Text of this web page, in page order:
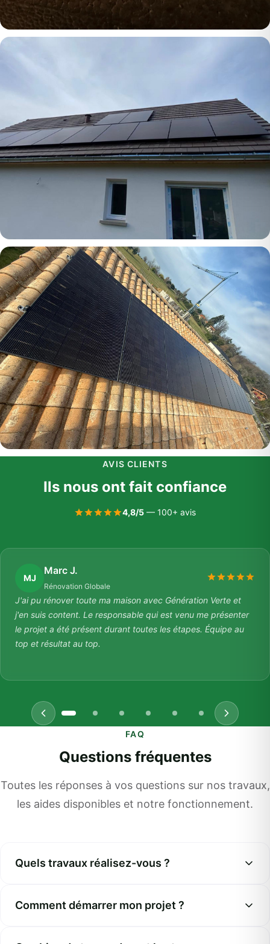
AVIS CLIENTS
Ils nous ont fait confiance
4,8/5 — 100+ avis
MJ
Marc J.
Rénovation Globale
J'ai pu rénover toute ma maison avec Génération Verte et
j'en suis content. Le responsable qui est venu me présenter
le projet a été présent durant toutes les étapes. Équipe au
top et résultat au top.
FAQ
Questions fréquentes
Toutes les réponses à vos questions sur nos travaux,
les aides disponibles et notre fonctionnement.
Quels travaux réalisez-vous ?
Comment démarrer mon projet ?